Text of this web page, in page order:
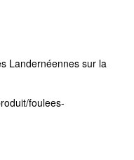
Landernéennes sur la
foulees-